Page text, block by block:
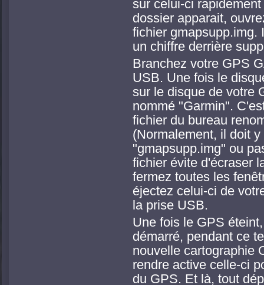
sur celui-ci
dossier apparait,
fichier gmapsupp.img.
un chiffre derrière
Branchez votre GPS
USB. Une fois le
sur le disque de votre
nommé "Garmin".
fichier du bureau
(Normalement, il doit
"gmapsupp.img" ou
fichier évite d'écraser
fermez toutes les
éjectez celui-ci de
la prise USB.
Une fois le GPS
démarré, pendant ce
nouvelle cartographie
rendre active celle-ci
du GPS. Et là, tout